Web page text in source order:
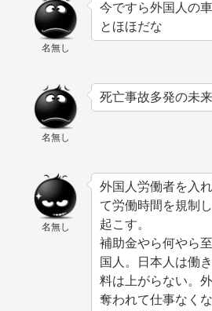
名無し
今ですら外国人の
とほほだな
名無し
死亡事故多発の未
名無し
外国人労働者を入
て労働時間を規制
起こす。
補助金やら何やら
国人。日本人は働
料は上がらない。
奪われて仕事なく